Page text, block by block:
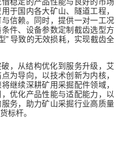
稳定的产品性能与良好的市场
于国内各大矿山、隧道工程，
信赖。同时，提供一对一工况
件、设备参数定制截齿选型方
” 导致的无效损耗，实现截齿全
，从结构优化到服务升级，艾
为导向，以技术创新为内核，
继续深耕矿用采掘配件领域，
优化产品性能与适配能力，以
务，助力矿山采掘行业高质量
标杆。